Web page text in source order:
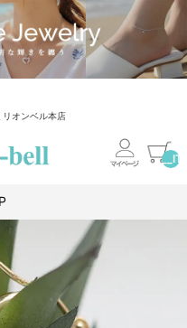
オンベル本店